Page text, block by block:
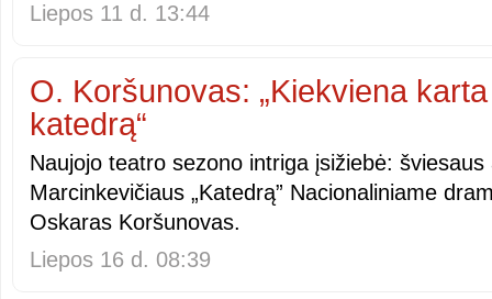
Liepos 11 d. 13:44
O. Koršunovas: „Kiekviena
katedrą“
Naujojo teatro sezono intriga įsižiebė:
Marcinkevičiaus „Katedrą” Nacionaliniame
Oskaras Koršunovas.
Liepos 16 d. 08:39